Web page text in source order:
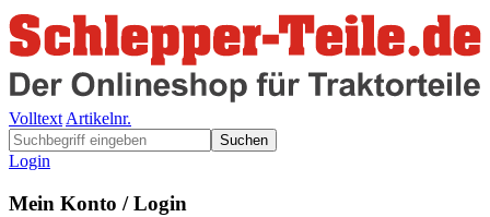
Volltext Artikelnr.
Suchen
Login
Mein Konto / Login